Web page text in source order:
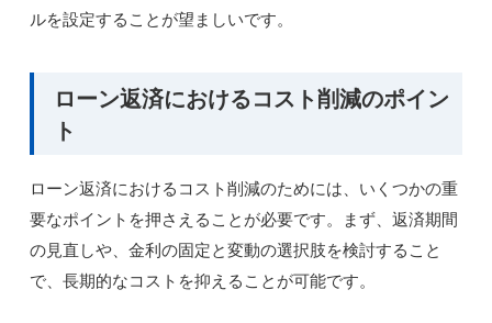
ルを設定することが望ましいです。
ローン返済におけるコスト削減のポイン
ト
ローン返済におけるコスト削減のためには、いくつかの重
要なポイントを押さえることが必要です。まず、返済期間
の見直しや、金利の固定と変動の選択肢を検討すること
で、長期的なコストを抑えることが可能です。